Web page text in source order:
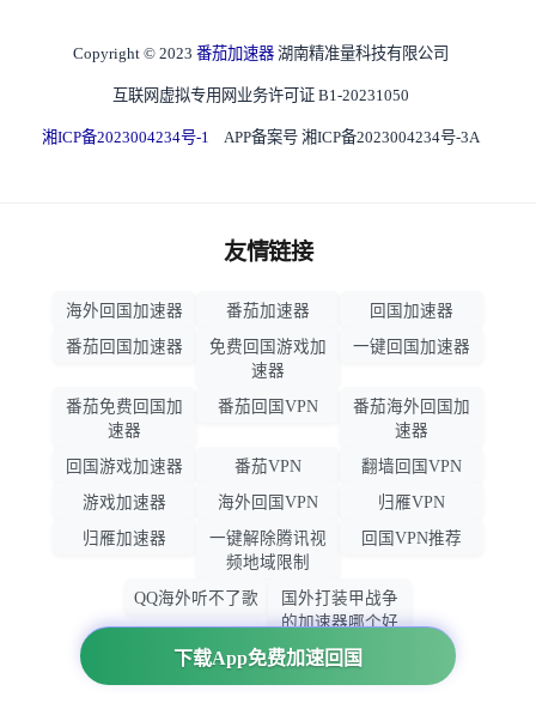
下载App免费加速回国
Copyright © 2023 番茄加速器 湖南精准量科技有限公司
互联网虚拟专用网业务许可证 B1-20231050
湘ICP备2023004234号-1 APP备案号 湘ICP备2023004234号-3A
友情链接
海外回国加速器 番茄加速器
回国加速器
番茄回国加速器
免费回国游戏加
速器
一键回国加速器
番茄免费回国加
速器
番茄回国VPN
番茄海外回国加
速器
回国游戏加速器
番茄VPN
翻墙回国VPN
游戏加速器
海外回国VPN
归雁VPN
归雁加速器
一键解除腾讯视
频地域限制
回国VPN推荐
QQ海外听不了歌
国外打装甲战争
的加速器哪个好
用